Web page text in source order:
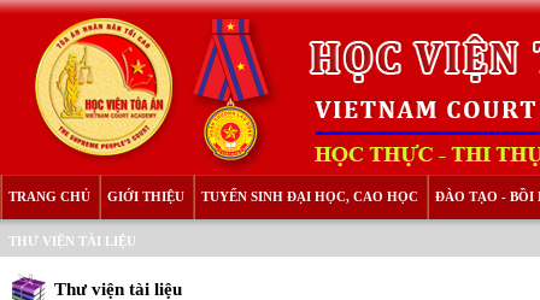
TRANG CHỦ GIỚI THIỆU TUYỂN SINH ĐẠI HỌC, CAO HỌC ĐÀO TẠO - BỒI
THƯ VIỆN TÀI LIỆU
Thư viện tài liệu